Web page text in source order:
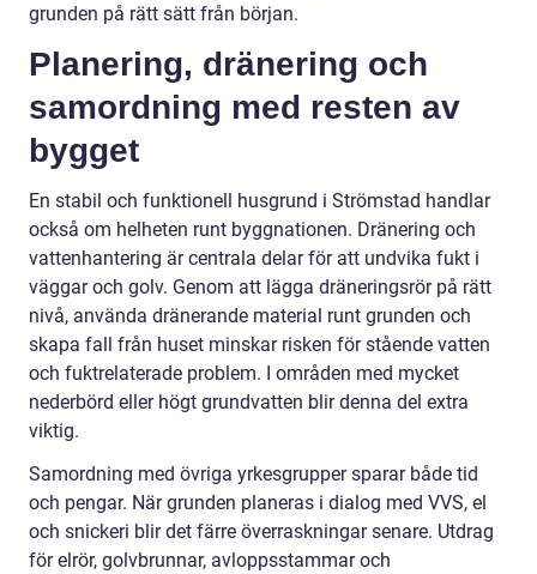
grunden på rätt sätt från början.
Planering, dränering och
samordning med resten av
bygget
En stabil och funktionell husgrund i Strömstad handlar
också om helheten runt byggnationen. Dränering och
vattenhantering är centrala delar för att undvika fukt i
väggar och golv. Genom att lägga dräneringsrör på rätt
nivå, använda dränerande material runt grunden och
skapa fall från huset minskar risken för stående vatten
och fuktrelaterade problem. I områden med mycket
nederbörd eller högt grundvatten blir denna del extra
viktig.
Samordning med övriga yrkesgrupper sparar både tid
och pengar. När grunden planeras i dialog med VVS, el
och snickeri blir det färre överraskningar senare. Utdrag
för elrör, golvbrunnar, avloppsstammar och